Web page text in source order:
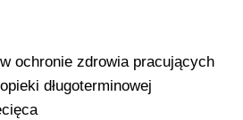
ochronie zdrowia pracujących
długoterminowej